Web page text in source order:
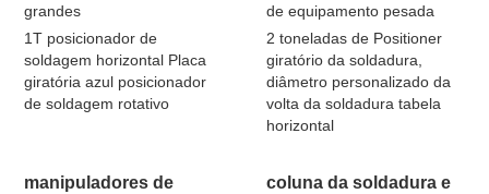
grandes
1T posicionador de
soldagem horizontal Placa
giratória azul posicionador
de soldagem rotativo
de equipamento pesada
2 toneladas de Positioner
giratório da soldadura,
diâmetro personalizado da
volta da soldadura tabela
horizontal
manipuladores de
coluna da soldadura e